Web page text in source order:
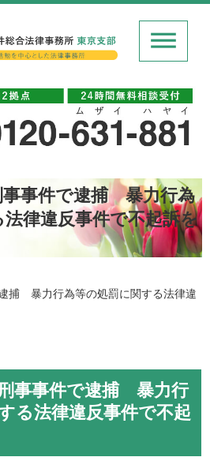
事事件で逮捕 暴力行為
律違反事件で不起訴を
捕 暴力行為等の処罰に関する法律違
事事件で逮捕 暴力行
る法律違反事件で不起